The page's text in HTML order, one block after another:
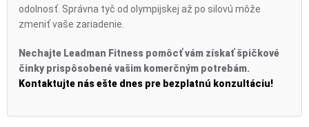
odolnosť. Správna tyč od olympijskej až po silovú môže
zmeniť vaše zariadenie.
Nechajte Leadman Fitness pomôcť vám získať špičkové
činky prispôsobené vašim komerčným potrebám.
Kontaktujte nás ešte dnes pre bezplatnú konzultáciu!